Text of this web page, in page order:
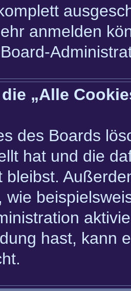
anmelden
„Alle
des Boards
hat und die
bleibst.
wie
hast, kann